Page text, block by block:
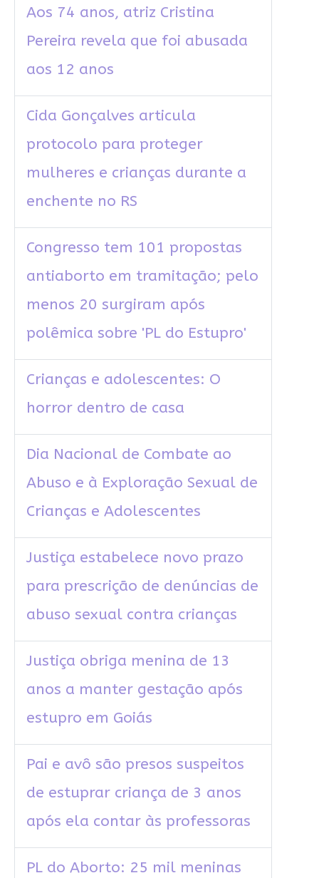
Aos 74 anos, atriz Cristina
Pereira revela que foi abusada
aos 12 anos
Cida Gonçalves articula
protocolo para proteger
mulheres e crianças durante a
enchente no RS
Congresso tem 101 propostas
antiaborto em tramitação; pelo
menos 20 surgiram após
polêmica sobre 'PL do Estupro'
Crianças e adolescentes: O
horror dentro de casa
Dia Nacional de Combate ao
Abuso e à Exploração Sexual de
Crianças e Adolescentes
Justiça estabelece novo prazo
para prescrição de denúncias de
abuso sexual contra crianças
Justiça obriga menina de 13
anos a manter gestação após
estupro em Goiás
Pai e avô são presos suspeitos
de estuprar criança de 3 anos
após ela contar às professoras
PL do Aborto: 25 mil meninas